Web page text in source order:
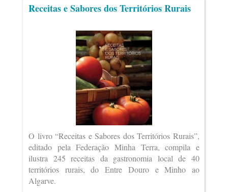
Receitas e Sabores dos Territórios Rurais
O livro “Receitas e Sabores dos Territórios Rurais”,
editado pela Federação Minha Terra, compila e
ilustra 245 receitas da gastronomia local de 40
territórios rurais, do Entre Douro e Minho ao
Algarve.